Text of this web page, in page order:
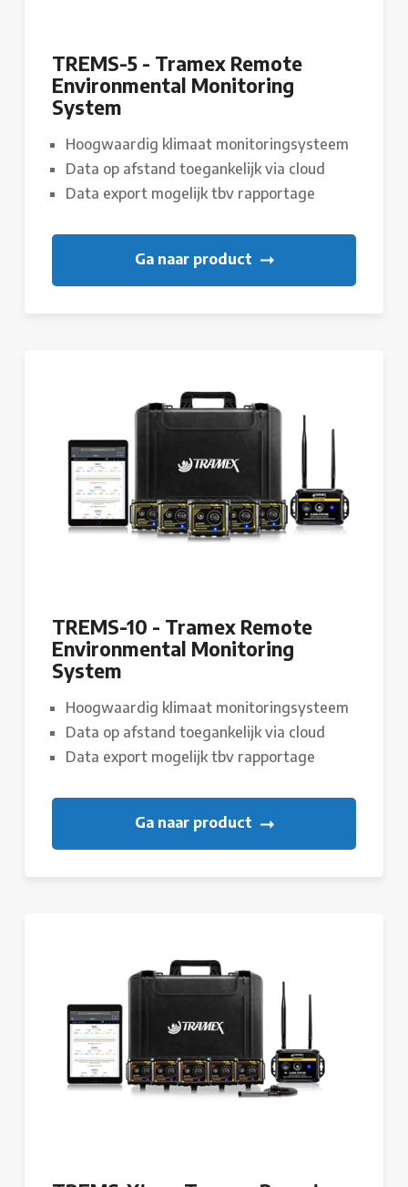
TREMS-5 - Tramex Remote
Environmental Monitoring
System
Hoogwaardig klimaat monitoringsysteem
Data op afstand toegankelijk via cloud
Data export mogelijk tbv rapportage
Ga naar product
TREMS-10 - Tramex Remote
Environmental Monitoring
System
Hoogwaardig klimaat monitoringsysteem
Data op afstand toegankelijk via cloud
Data export mogelijk tbv rapportage
Ga naar product